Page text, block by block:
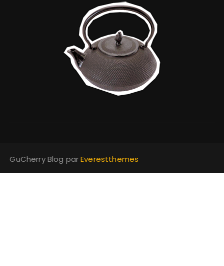
GuCherry Blog parEverestthemes